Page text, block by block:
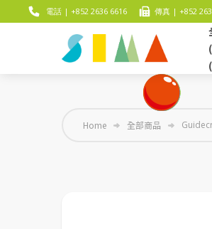
電話 | +852 2636 6616 傳真 | +852
Home 全部商品